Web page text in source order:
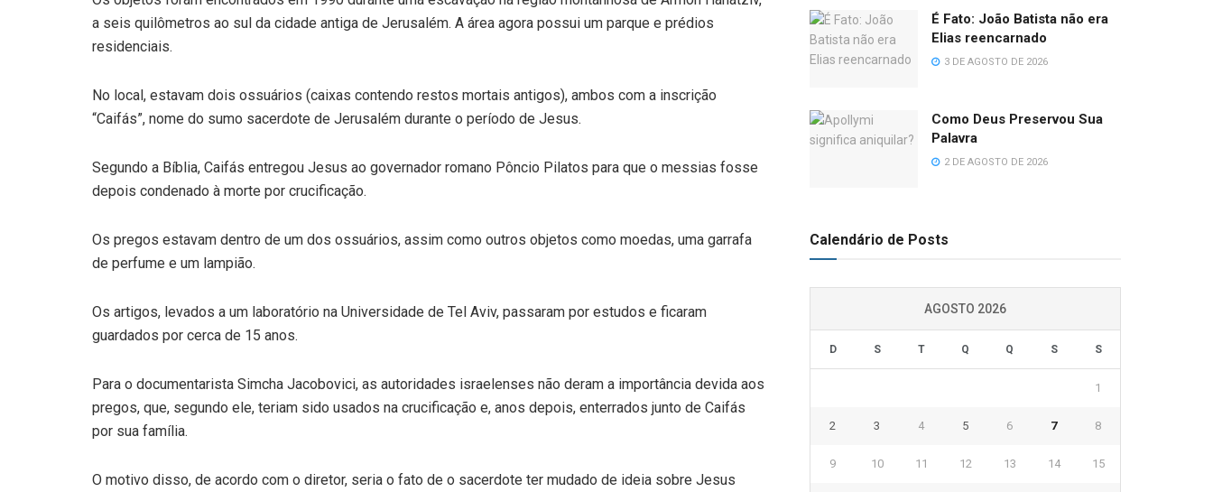
a seis quilômetros ao sul da cidade antiga de Jerusalém. A área agora possui um parque e prédios
residenciais.
No local, estavam dois ossuários (caixas contendo restos mortais antigos), ambos com a inscrição
“Caifás”, nome do sumo sacerdote de Jerusalém durante o período de Jesus.
Segundo a Bíblia, Caifás entregou Jesus ao governador romano Pôncio Pilatos para que o messias fosse
depois condenado à morte por crucificação.
Os pregos estavam dentro de um dos ossuários, assim como outros objetos como moedas, uma garrafa
de perfume e um lampião.
Os artigos, levados a um laboratório na Universidade de Tel Aviv, passaram por estudos e ficaram
guardados por cerca de 15 anos.
Para o documentarista Simcha Jacobovici, as autoridades israelenses não deram a importância devida aos
pregos, que, segundo ele, teriam sido usados na crucificação e, anos depois, enterrados junto de Caifás
por sua família.
O motivo disso, de acordo com o diretor, seria o fato de o sacerdote ter mudado de ideia sobre Jesus
É Fato: João Batista não era
Elias reencarnado
3 DE AGOSTO DE 2026
Como Deus Preservou Sua
Palavra
2 DE AGOSTO DE 2026
Calendário de Posts
AGOSTO 2026
D S T Q Q S S
1
2 3 4 5 6 7 8
9 10 11 12 13 14 15